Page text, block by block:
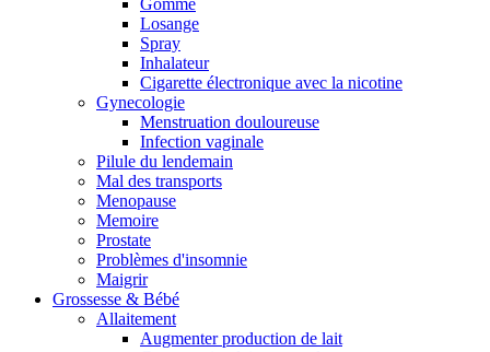
Losange
Spray
Inhalateur
Cigarette électronique avec la nicotine
Gynecologie
Menstruation douloureuse
Infection vaginale
Pilule du lendemain
Mal des transports
Menopause
Memoire
Prostate
Problèmes d'insomnie
Maigrir
Grossesse & Bébé
Allaitement
Augmenter production de lait